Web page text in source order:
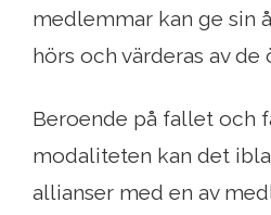
medlemmar kan ge sin
hörs och värderas av de
Beroende på fallet och
modaliteten kan det
allianser med en av